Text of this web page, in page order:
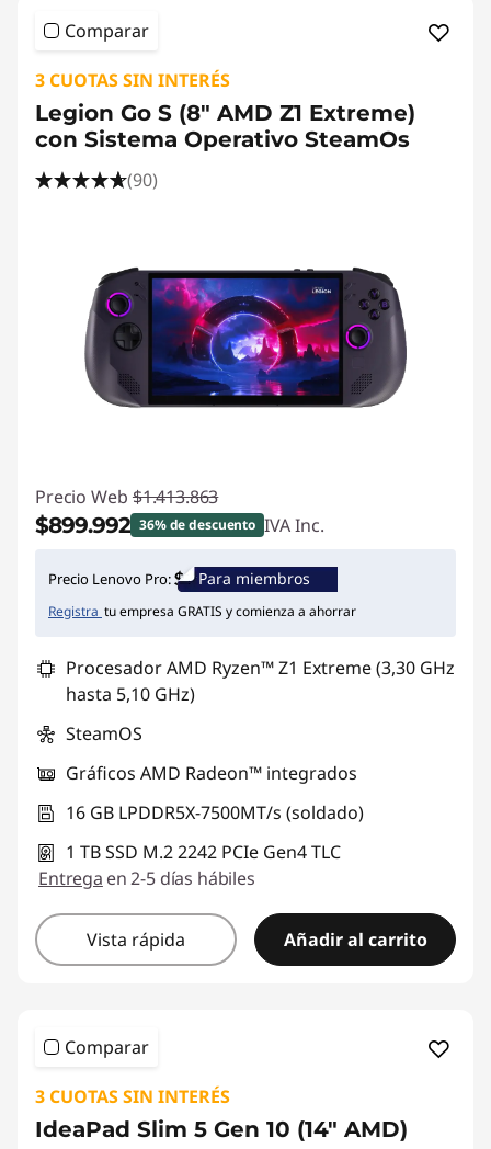
Comparar
3 CUOTAS SIN INTERÉS
Legion Go S (8" AMD Z1 Extreme)
con Sistema Operativo SteamOs
(90)
Precio Web $1.413.863
$899.992 36% de descuento IVA Inc.
Ahorros instantáneos :-$513.871
Precio Lenovo Pro: Para miembros
Registra tu empresa GRATIS y comienza a ahorrar
Procesador AMD Ryzen™ Z1 Extreme (3,30 GHz
hasta 5,10 GHz)
SteamOS
Gráficos AMD Radeon™ integrados
16 GB LPDDR5X-7500MT/s (soldado)
1 TB SSD M.2 2242 PCIe Gen4 TLC
Entrega en 2-5 días hábiles
Vista rápida Añadir al carrito
Comparar
3 CUOTAS SIN INTERÉS
IdeaPad Slim 5 Gen 10 (14" AMD)